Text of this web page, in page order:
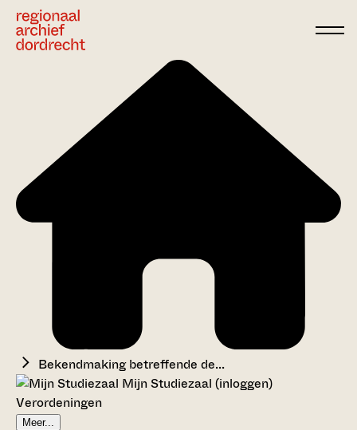
Bekendmaking betreffende de...
Mijn Studiezaal (inloggen)
Verordeningen
Meer...